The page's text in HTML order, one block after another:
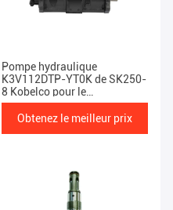
Pompe hydraulique
K3V112DTP-YT0K de SK250-
8 Kobelco pour le
bêcheur/excavatrice
Obtenez le meilleur prix